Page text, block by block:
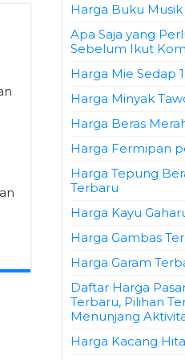
Harga Buku
Apa Saja yang
Sebelum Ikut
Harga Mie Sedap
Harga Minyak
Harga Beras
Harga Fermipan
Harga Tepung
Terbaru
Harga Kayu
Harga Gambas
Harga Garam
Daftar Harga
Terbaru, Pilihan
Menunjang
Harga Kacang